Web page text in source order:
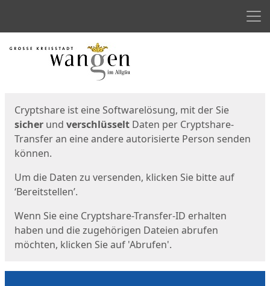
Start
Cryptshare ist eine Softwarelösung, mit der Sie
sicher und verschlüsselt Daten per Cryptshare-
Transfer an eine andere autorisierte Person senden
können.
Um die Daten zu versenden, klicken Sie bitte auf
‘Bereitstellen’.
Wenn Sie eine Cryptshare-Transfer-ID erhalten
haben und die zugehörigen Dateien abrufen
möchten, klicken Sie auf 'Abrufen'.